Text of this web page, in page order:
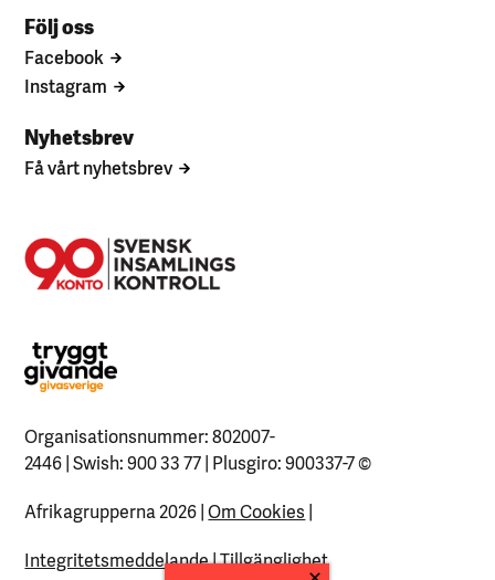
Följ oss
Facebook
Instagram
Nyhetsbrev
Få vårt nyhetsbrev
Organisationsnummer: 802007-
2446 | Swish: 900 33 77 | Plusgiro: 900337-7©
Afrikagrupperna 2026 |Om Cookies |
Integritetsmeddelande|Tillgänglighet